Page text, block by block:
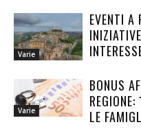
Varie
EVENTI A
Varie
BONUS
LE